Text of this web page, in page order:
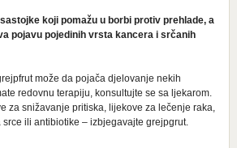
koji pomažu u borbi protiv prehlade, a
pojavu pojedinih vrsta kancera i srčanih
može da pojača djelovanje nekih
redovnu terapiju, konsultujte se sa ljekarom.
za snižavanje pritiska, lijekove za lečenje raka,
ili antibiotike – izbjegavajte grejpgrut.